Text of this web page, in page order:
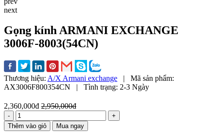
next
Gọng kính ARMANI EXCHANGE
3006F-8003(54CN)
Thương hiệu: A/X Armani exchange |
Mã sản phẩm:
AX3006F800354CN
| Tình trạng: 2-3 Ngày
2,360,000đ 2,950,000đ
-
+
Thêm vào giỏ
Mua ngay